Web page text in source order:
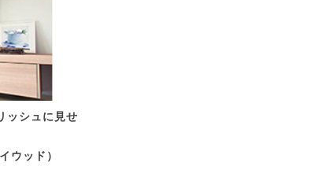
ッシュに見せ
ウッド）